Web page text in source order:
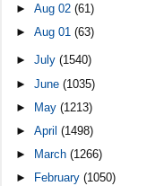
►Aug 02(61)
►Aug 01(63)
►July(1540)
►June(1035)
►
May(1213)
►April(1498)
►
March(1266)
►
February(1050)